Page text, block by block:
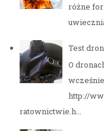
różne
Test
O
http://
ratownictwie.h...